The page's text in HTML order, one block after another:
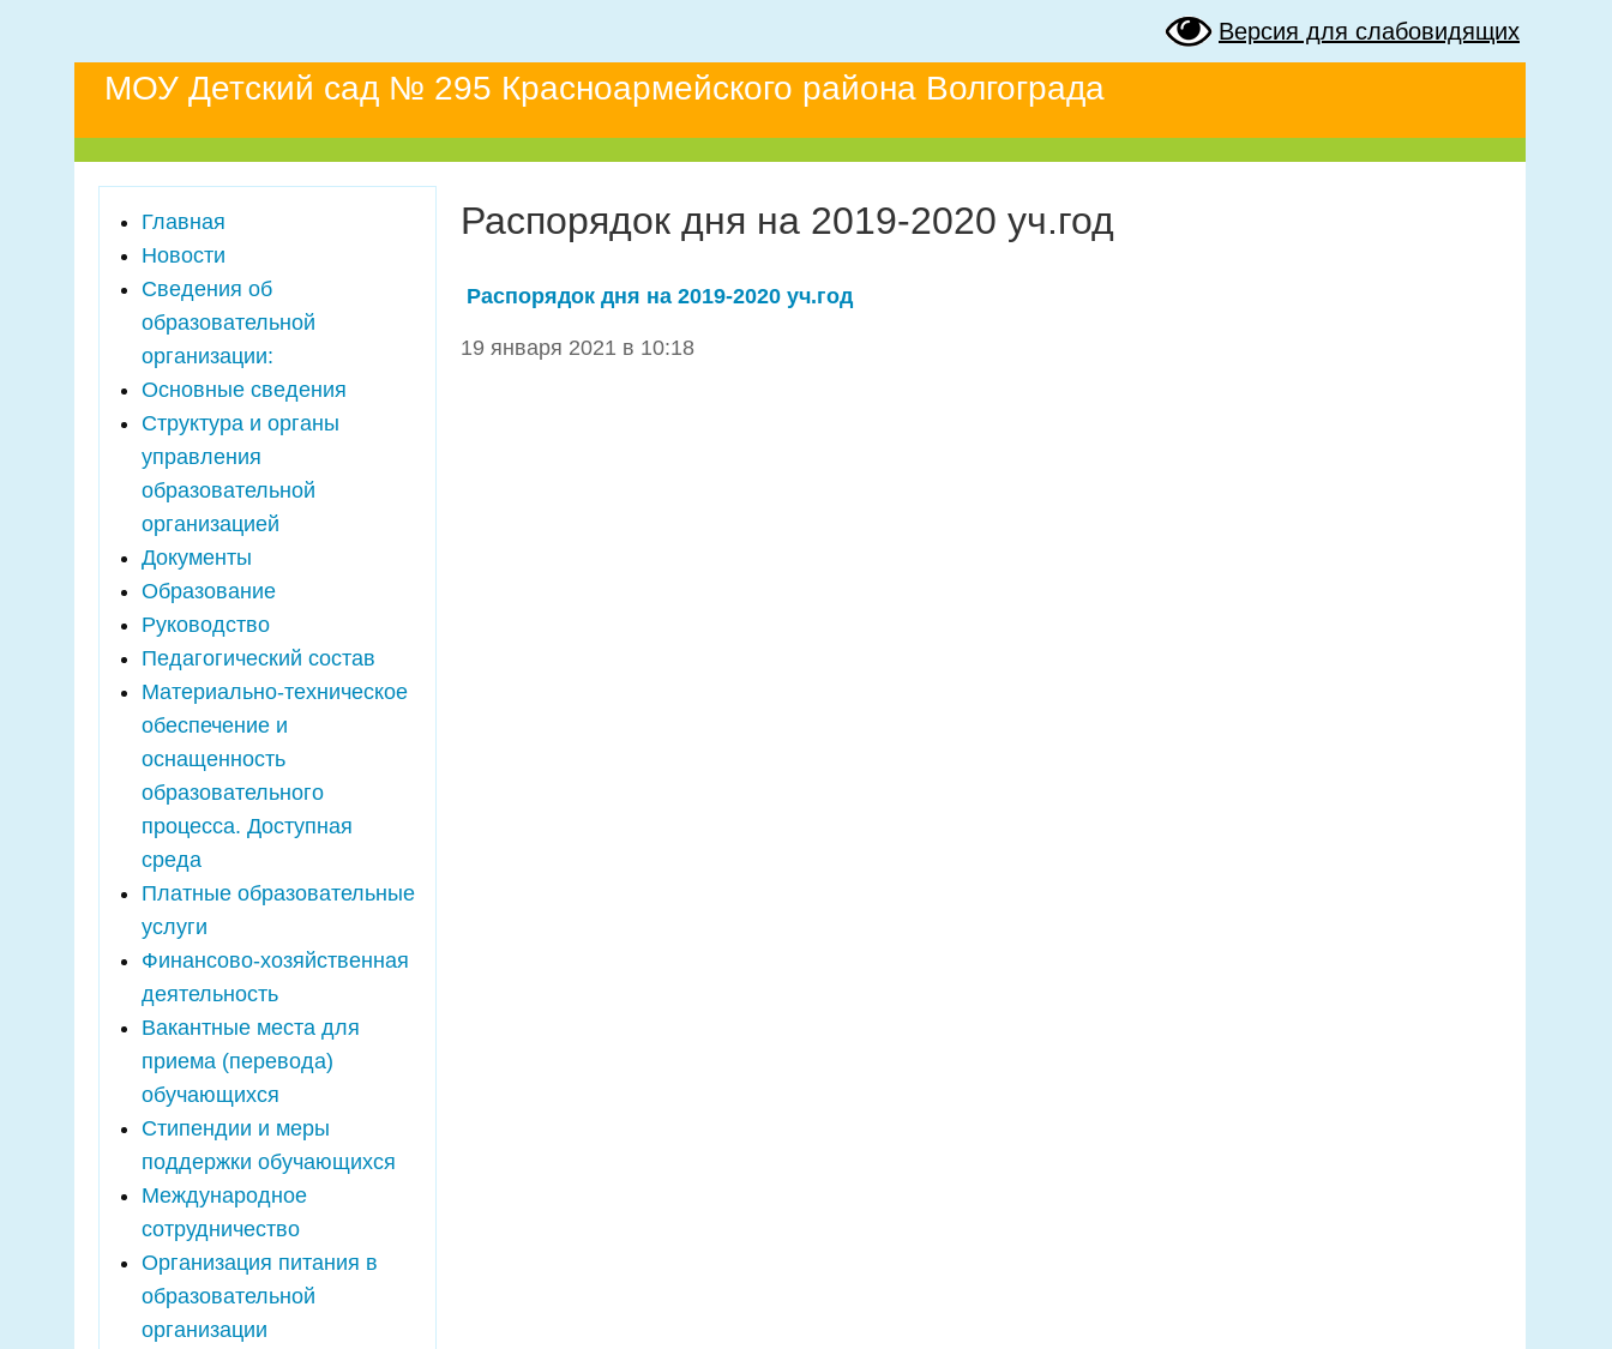
Версия для слабовидящих
МОУ Детский сад № 295 Красноармейского района Волгограда
Главная
Новости
Сведения об
образовательной
организации:
Основные сведения
Структура и органы
управления
образовательной
организацией
Документы
Образование
Руководство
Педагогический состав
Материально-техническое
обеспечение и
оснащенность
образовательного
процесса. Доступная
среда
Платные образовательные
услуги
Финансово-хозяйственная
деятельность
Вакантные места для
приема (перевода)
обучающихся
Стипендии и меры
поддержки обучающихся
Международное
сотрудничество
Организация питания в
образовательной
организации
Распорядок дня на 2019-2020 уч.год
Распорядок дня на 2019-2020 уч.год
19 января 2021 в 10:18